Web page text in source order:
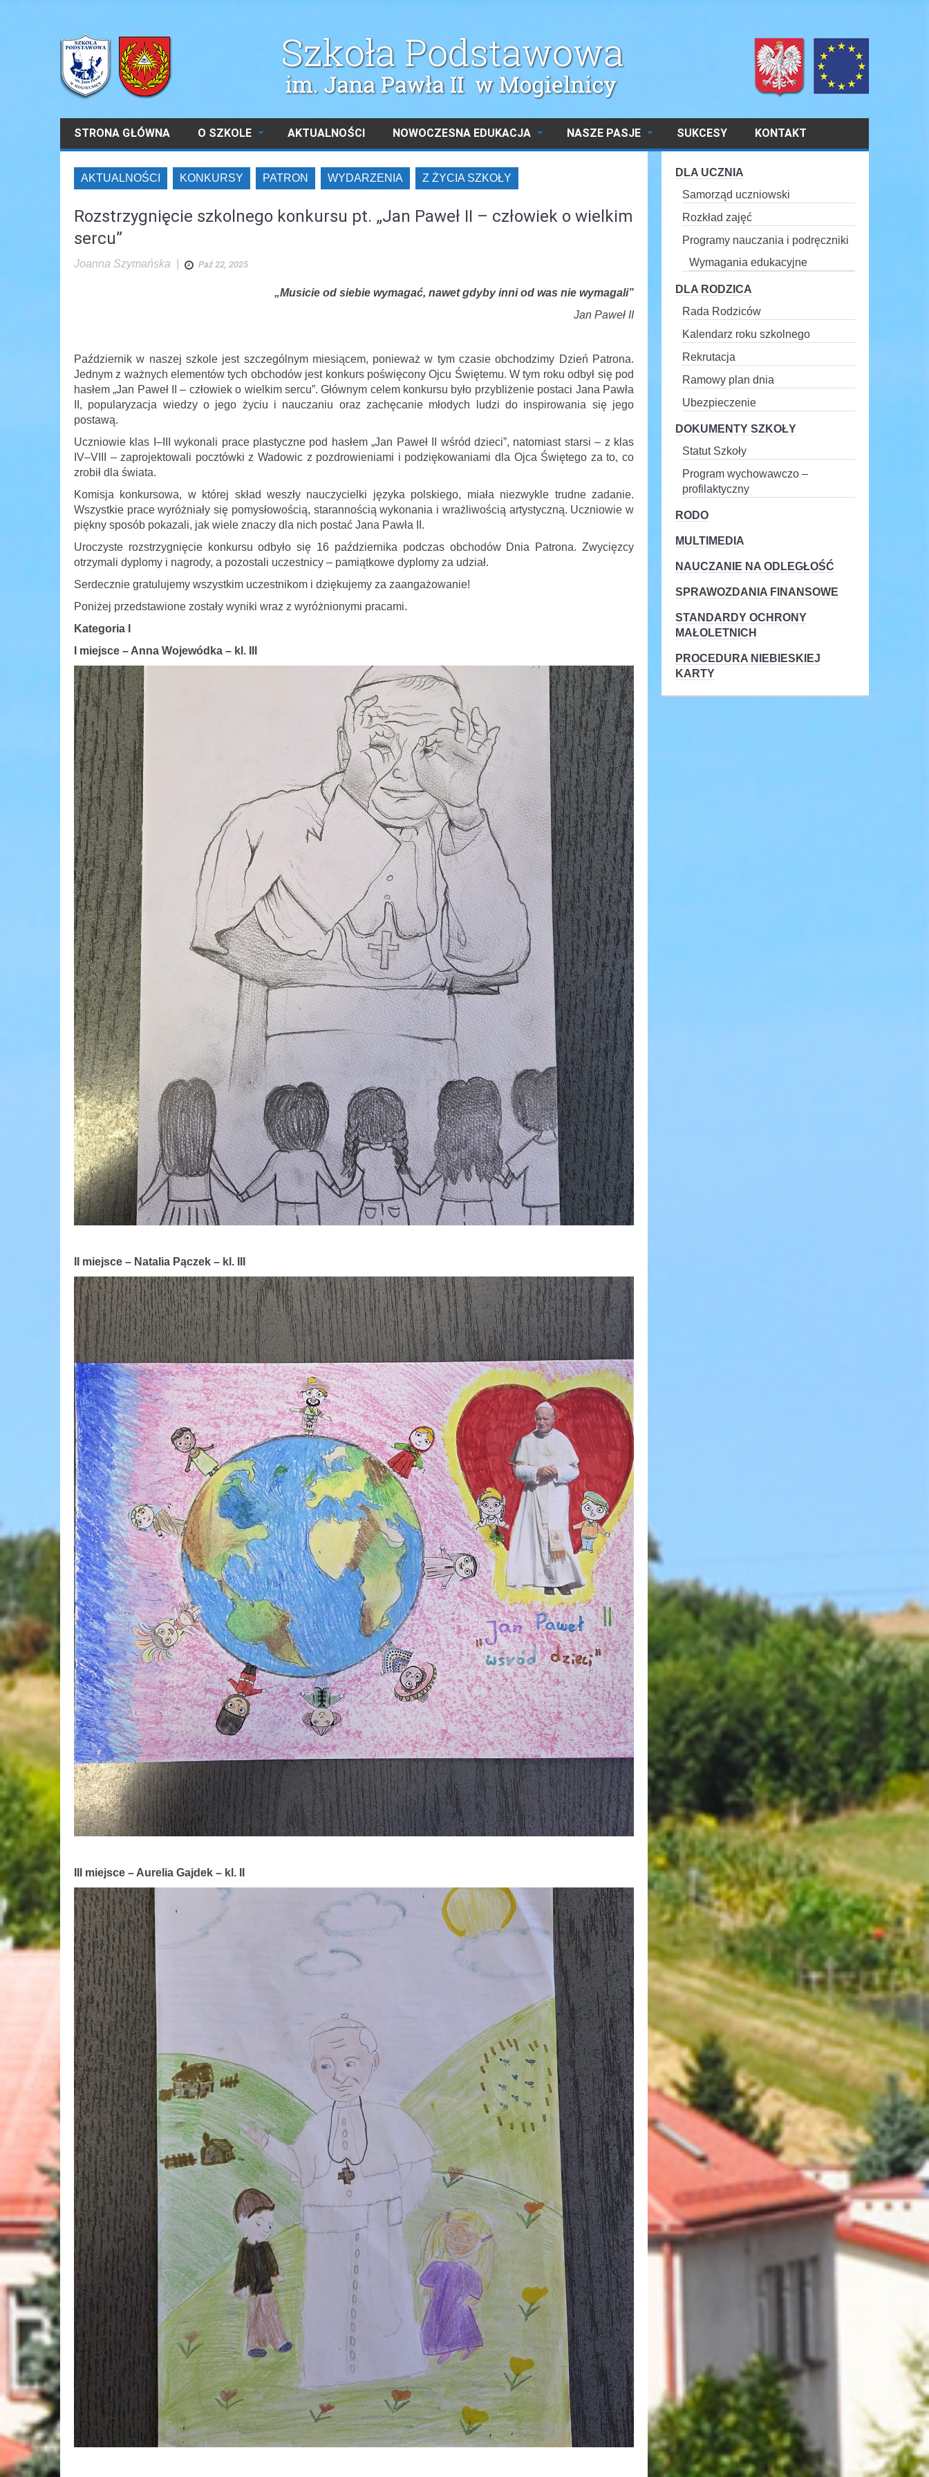
STRONA GŁÓWNA O SZKOLE AKTUALNOŚCI NOWOCZESNA EDUKACJA NASZE PASJE SUKCESY KONTAKT
AKTUALNOŚCI KONKURSY PATRON WYDARZENIA Z ŻYCIA SZKOŁY
Rozstrzygnięcie szkolnego konkursu pt. „Jan Paweł II – człowiek o wielkim
sercu”
Joanna Szymańska Paź 22, 2025
„Musicie od siebie wymagać, nawet gdyby inni od was nie wymagali”
Jan Paweł II
Październik w naszej szkole jest szczególnym miesiącem, ponieważ w tym czasie obchodzimy Dzień Patrona.
Jednym z ważnych elementów tych obchodów jest konkurs poświęcony Ojcu Świętemu. W tym roku odbył się pod
hasłem „Jan Paweł II – człowiek o wielkim sercu”. Głównym celem konkursu było przybliżenie postaci Jana Pawła
II, popularyzacja wiedzy o jego życiu i nauczaniu oraz zachęcanie młodych ludzi do inspirowania się jego
postawą.
Uczniowie klas I–III wykonali prace plastyczne pod hasłem „Jan Paweł II wśród dzieci”, natomiast starsi – z klas
IV–VIII – zaprojektowali pocztówki z Wadowic z pozdrowieniami i podziękowaniami dla Ojca Świętego za to, co
zrobił dla świata.
Komisja konkursowa, w której skład weszły nauczycielki języka polskiego, miała niezwykle trudne zadanie.
Wszystkie prace wyróżniały się pomysłowością, starannością wykonania i wrażliwością artystyczną. Uczniowie w
piękny sposób pokazali, jak wiele znaczy dla nich postać Jana Pawła II.
Uroczyste rozstrzygnięcie konkursu odbyło się 16 października podczas obchodów Dnia Patrona. Zwycięzcy
otrzymali dyplomy i nagrody, a pozostali uczestnicy – pamiątkowe dyplomy za udział.
Serdecznie gratulujemy wszystkim uczestnikom i dziękujemy za zaangażowanie!
Poniżej przedstawione zostały wyniki wraz z wyróżnionymi pracami.
Kategoria I
I miejsce – Anna Wojewódka – kl. III
II miejsce – Natalia Pączek – kl. III
III miejsce – Aurelia Gajdek – kl. II
DLA UCZNIA
Samorząd uczniowski
Rozkład zajęć
Programy nauczania i podręczniki
Wymagania edukacyjne
DLA RODZICA
Rada Rodziców
Kalendarz roku szkolnego
Rekrutacja
Ramowy plan dnia
Ubezpieczenie
DOKUMENTY SZKOŁY
Statut Szkoły
Program wychowawczo –
profilaktyczny
RODO
MULTIMEDIA
NAUCZANIE NA ODLEGŁOŚĆ
SPRAWOZDANIA FINANSOWE
STANDARDY OCHRONY
MAŁOLETNICH
PROCEDURA NIEBIESKIEJ
KARTY